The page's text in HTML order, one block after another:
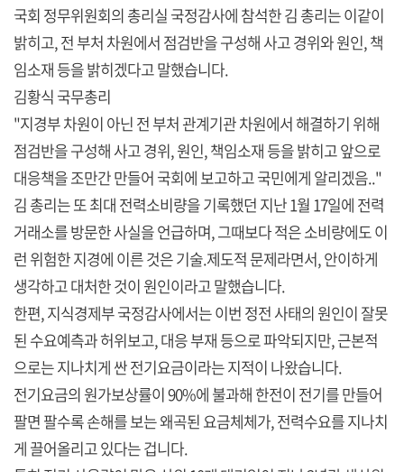
국회 정무위원회의 총리실 국정감사에 참석한 김 총리는 이같이
밝히고, 전 부처 차원에서 점검반을 구성해 사고 경위와 원인, 책
임소재 등을 밝히겠다고 말했습니다.
김황식 국무총리
"지경부 차원이 아닌 전 부처 관계기관 차원에서 해결하기 위해
점검반을 구성해 사고 경위, 원인, 책임소재 등을 밝히고 앞으로
대응책을 조만간 만들어 국회에 보고하고 국민에게 알리겠음.."
김 총리는 또 최대 전력소비량을 기록했던 지난 1월 17일에 전력
거래소를 방문한 사실을 언급하며, 그때보다 적은 소비량에도 이
런 위험한 지경에 이른 것은 기술.제도적 문제라면서, 안이하게
생각하고 대처한 것이 원인이라고 말했습니다.
한편, 지식경제부 국정감사에서는 이번 정전 사태의 원인이 잘못
된 수요예측과 허위보고, 대응 부재 등으로 파악되지만, 근본적
으로는 지나치게 싼 전기요금이라는 지적이 나왔습니다.
전기요금의 원가보상률이 90%에 불과해 한전이 전기를 만들어
팔면 팔수록 손해를 보는 왜곡된 요금체체가, 전력수요를 지나치
게 끌어올리고 있다는 겁니다.